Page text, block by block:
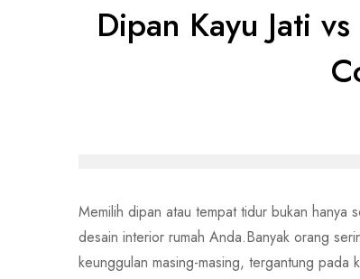
Dipan Kayu Jati
Memilih dipan atau tempat tidur bukan hanya
desain interior rumah Anda.Banyak orang
keunggulan masing-masing, tergantung pada